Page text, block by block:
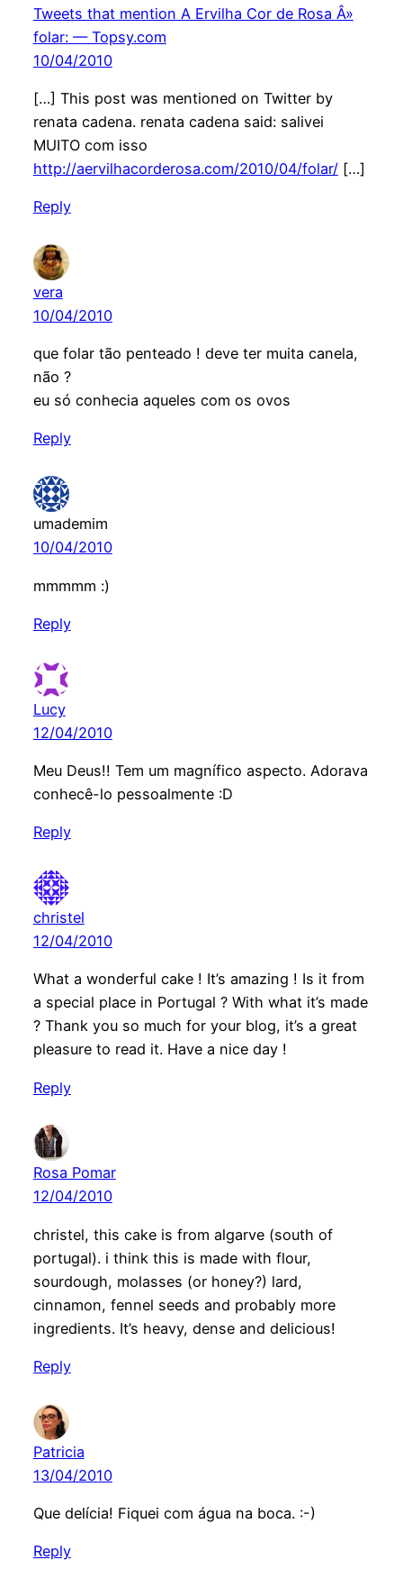
Tweets that mention A Ervilha Cor de Rosa Â»
folar: — Topsy.com
10/04/2010
[…] This post was mentioned on Twitter by
renata cadena. renata cadena said: salivei
MUITO com isso
http://aervilhacorderosa.com/2010/04/folar/[…]
Reply
vera
10/04/2010
que folar tão penteado ! deve ter muita canela,
não ?
eu só conhecia aqueles com os ovos
Reply
umademim
10/04/2010
mmmmm :)
Reply
Lucy
12/04/2010
Meu Deus!! Tem um magnífico aspecto. Adorava
conhecê-lo pessoalmente :D
Reply
christel
12/04/2010
What a wonderful cake ! It’s amazing ! Is it from
a special place in Portugal ? With what it’s made
? Thank you so much for your blog, it’s a great
pleasure to read it. Have a nice day !
Reply
Rosa Pomar
12/04/2010
christel, this cake is from algarve (south of
portugal). i think this is made with flour,
sourdough, molasses (or honey?) lard,
cinnamon, fennel seeds and probably more
ingredients. It’s heavy, dense and delicious!
Reply
Patricia
13/04/2010
Que delícia! Fiquei com água na boca. :-)
Reply